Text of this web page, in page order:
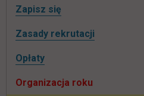
Zapisz się
Zasady rekrutacji
Opłaty
Organizacja roku